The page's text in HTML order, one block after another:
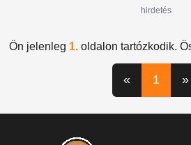
hirdetés
Ön jelenleg 1. oldalon tartózkodik.
« 1 »